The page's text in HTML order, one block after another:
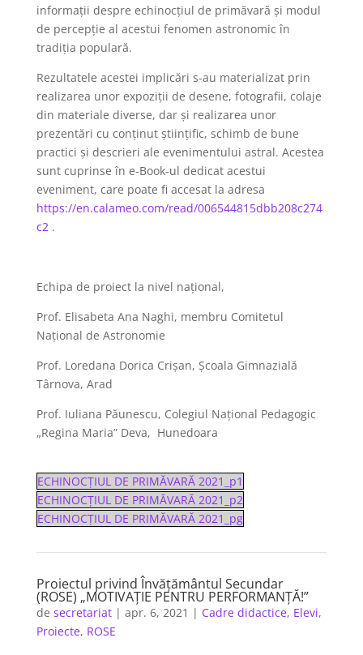
informații despre echinocțiul de primăvară și modul
de percepție al acestui fenomen astronomic în
tradiția populară.
Rezultatele acestei implicări s-au materializat prin
realizarea unor expoziții de desene, fotografii, colaje
din materiale diverse, dar şi realizarea unor
prezentări cu conținut științific, schimb de bune
practici și descrieri ale evenimentului astral. Acestea
sunt cuprinse în e-Book-ul dedicat acestui
eveniment, care poate fi accesat la adresa
https://en.calameo.com/read/006544815dbb208c274
c2.
Echipa de proiect la nivel național,
Prof. Elisabeta Ana Naghi, membru Comitetul
Național de Astronomie
Prof. Loredana Dorica Crișan, Școala Gimnazială
Târnova, Arad
Prof. Iuliana Păunescu, Colegiul Național Pedagogic
„Regina Maria” Deva, Hunedoara
ECHINOCȚIUL DE PRIMĂVARĂ 2021_p1
ECHINOCȚIUL DE PRIMĂVARĂ 2021_p2
ECHINOCȚIUL DE PRIMĂVARĂ 2021_pg
Proiectul privind Învățământul Secundar
(ROSE) „MOTIVAȚIE PENTRU PERFORMANȚĂ!”
de secretariat| apr. 6, 2021 | Cadre didactice, Elevi,
Proiecte, ROSE